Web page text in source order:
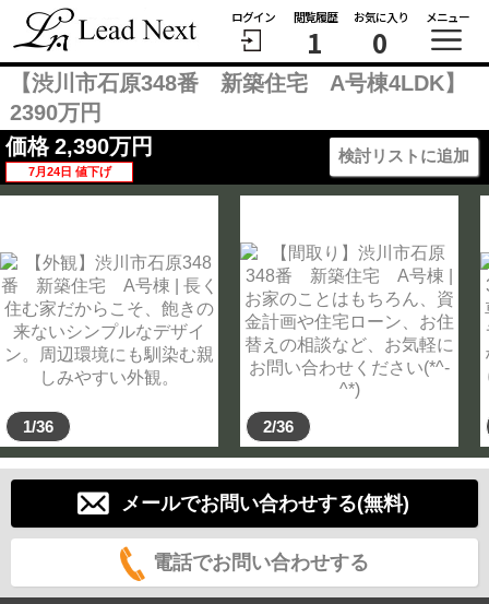
ログイン 閲覧履歴
1
お気に入り
0
メニュー
【渋川市石原348番 新築住宅 A号棟4LDK】
2390万円
価格 2,390万円
7月24日 値下げ
検討リストに追加
1/36 2/36
メールでお問い合わせする(無料)
電話でお問い合わせする